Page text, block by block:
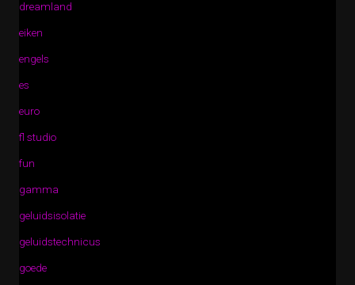
dreamland
eiken
engels
es
euro
fl studio
fun
gamma
geluidsisolatie
geluidstechnicus
goede